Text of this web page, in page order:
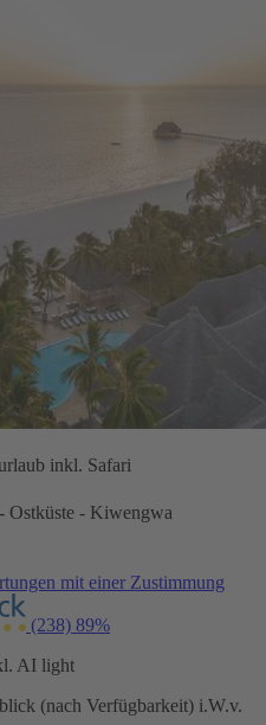
inkl. Safari
Ostküste - Kiwengwa
mit einer Zustimmung
(238) 89%
AI light
(nach Verfügbarkeit) i.W.v.